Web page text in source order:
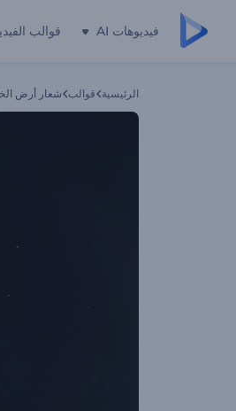
فيديوهات AI قوالب
الرئيسية قوالب شعار أرض